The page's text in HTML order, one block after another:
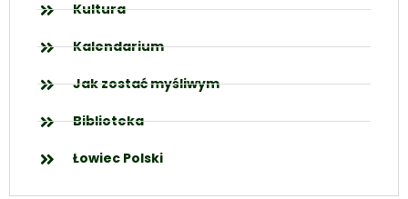
Kultura
Kalendarium
Jak zostać myśliwym
Biblioteka
Łowiec Polski